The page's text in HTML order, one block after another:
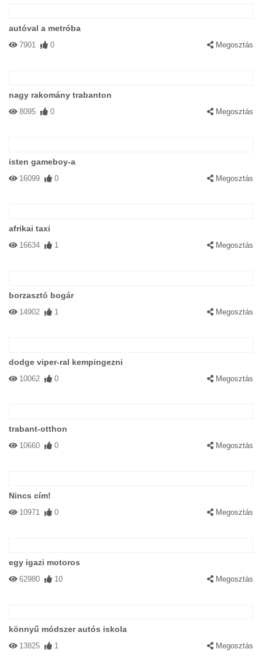
autóval a metróba
7901 0 Megosztás
nagy rakomány trabanton
8095 0 Megosztás
isten gameboy-a
16099 0 Megosztás
afrikai taxi
16634 1 Megosztás
borzasztó bogár
14902 1 Megosztás
dodge viper-ral kempingezni
10062 0 Megosztás
trabant-otthon
10660 0 Megosztás
Nincs cím!
10971 0 Megosztás
egy igazi motoros
62980 10 Megosztás
könnyű módszer autós iskola
13825 1 Megosztás